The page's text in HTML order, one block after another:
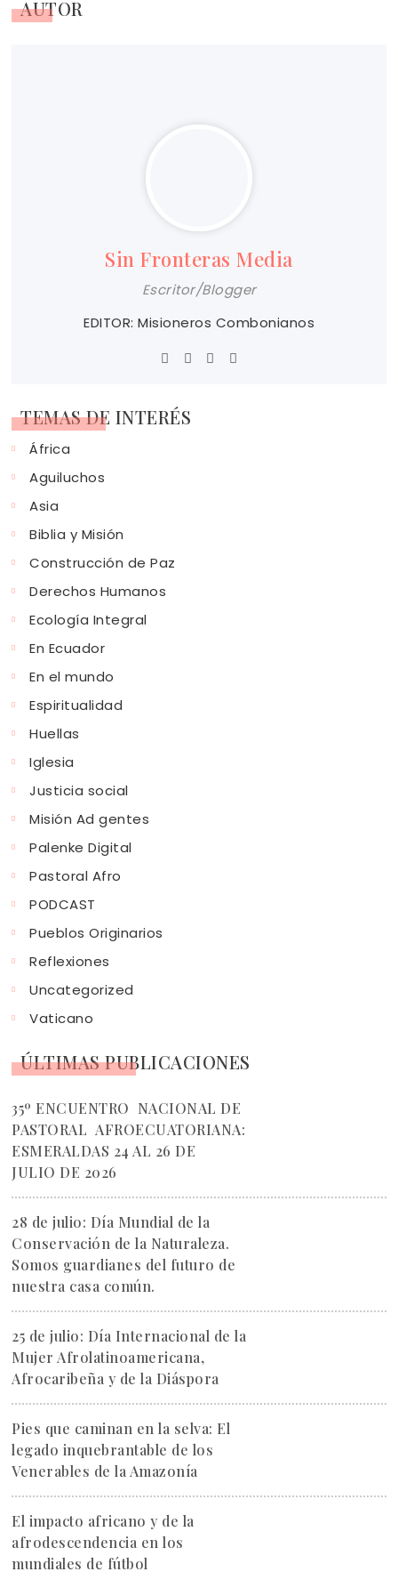
AUTOR
Sin Fronteras Media
Escritor/Blogger
EDITOR: Misioneros Combonianos
TEMAS DE INTERÉS
África
Aguiluchos
Asia
Biblia y Misión
Construcción de Paz
Derechos Humanos
Ecología Integral
En Ecuador
En el mundo
Espiritualidad
Huellas
Iglesia
Justicia social
Misión Ad gentes
Palenke Digital
Pastoral Afro
PODCAST
Pueblos Originarios
Reflexiones
Uncategorized
Vaticano
ÚLTIMAS PUBLICACIONES
35º ENCUENTRO NACIONAL DE
PASTORAL AFROECUATORIANA:
ESMERALDAS 24 AL 26 DE
JULIO DE 2026
28 de julio: Día Mundial de la
Conservación de la Naturaleza.
Somos guardianes del futuro de
nuestra casa común.
25 de julio: Día Internacional de la
Mujer Afrolatinoamericana,
Afrocaribeña y de la Diáspora
Pies que caminan en la selva: El
legado inquebrantable de los
Venerables de la Amazonía
El impacto africano y de la
afrodescendencia en los
mundiales de fútbol